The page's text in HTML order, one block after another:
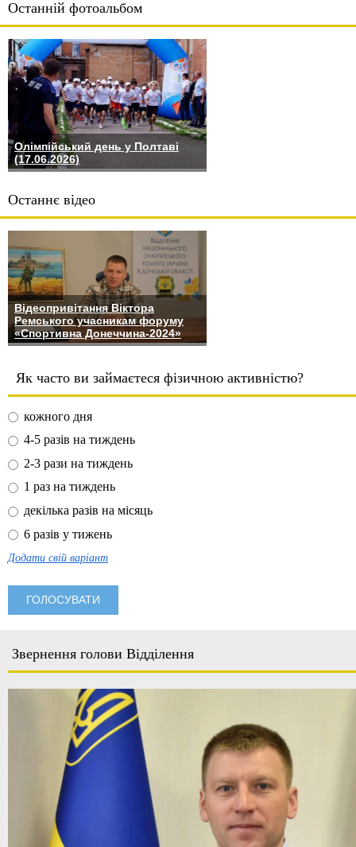
Останній фотоальбом
Олімпійський день у Полтаві
(17.06.2026)
Останнє відео
Відеопривітання Віктора
Ремського учасникам форуму
«Спортивна Донеччина-2024»
Як часто ви займаєтеся фізичною активністю?
кожного дня
4-5 разів на тиждень
2-3 рази на тиждень
1 раз на тиждень
декілька разів на місяць
6 разів у тижень
Додати свій варіант
Звернення голови Відділення